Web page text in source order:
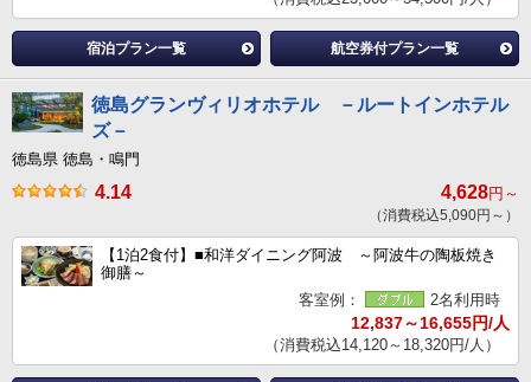
宿泊プラン一覧 航空券付プラン一覧
徳島グランヴィリオホテル －ルートインホテル
ズ－
徳島県 徳島・鳴門
4.14 4,628円～
（消費税込5,090円～）
【1泊2食付】■和洋ダイニング阿波 ～阿波牛の陶板焼き
御膳～
客室例：
2名利用時
12,837～16,655円/人
（消費税込14,120～18,320円/人）